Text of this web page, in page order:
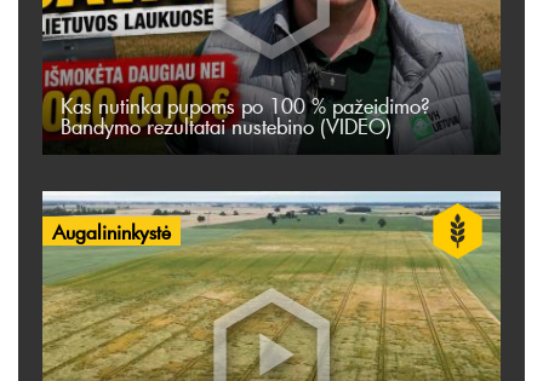
Kas nutinka pupoms po 100 % pažeidimo?
Bandymo rezultatai nustebino (VIDEO)
Augalininkystė